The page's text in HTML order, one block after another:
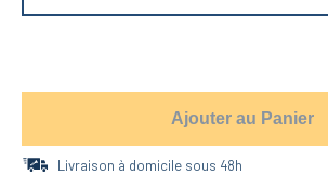
Ajouter au Panier
Livraison à domicile sous 48h